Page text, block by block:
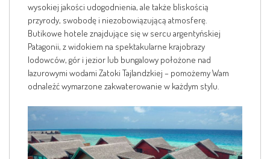
wysokiej jakości udogodnienia, ale także bliskością
przyrody, swobodę i niezobowiązującą atmosferę.
Butikowe hotele znajdujące się w sercu argentyńskiej
Patagonii, z widokiem na spektakularne krajobrazy
lodowców, gór i jezior lub bungalowy położone nad
lazurowymi wodami Zatoki Tajlandzkiej – pomożemy Wam
odnaleźć wymarzone zakwaterowanie w każdym stylu.